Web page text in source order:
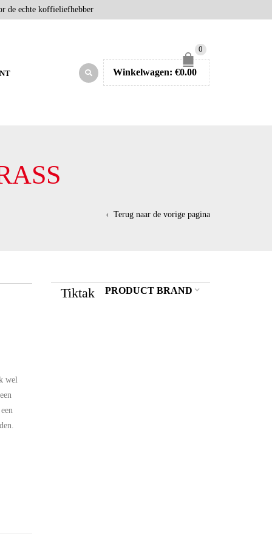
de echte koffieliefhebber
0
Winkelwagen: €0.00
Terug naar de vorige pagina
wel
PRODUCT BRAND
Tiktak